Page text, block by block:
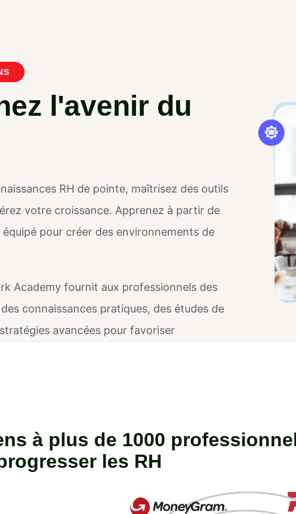
ez l'avenir du
RH de pointe, maîtrisez des outils
votre croissance. Apprenez à partir de
pour créer des environnements de
Academy fournit aux professionnels des
connaissances pratiques, des études de
avancées pour favoriser
à plus de 1000
les RH